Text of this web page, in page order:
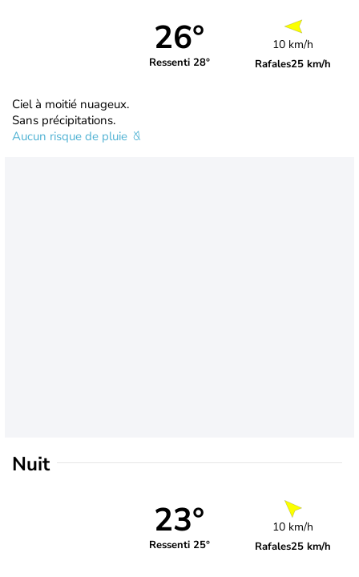
26°
Ressenti 28°
10 km/h
Rafales25 km/h
Ciel à moitié nuageux.
Sans précipitations.
Aucun risque de pluie
Nuit
23°
Ressenti 25°
10 km/h
Rafales25 km/h